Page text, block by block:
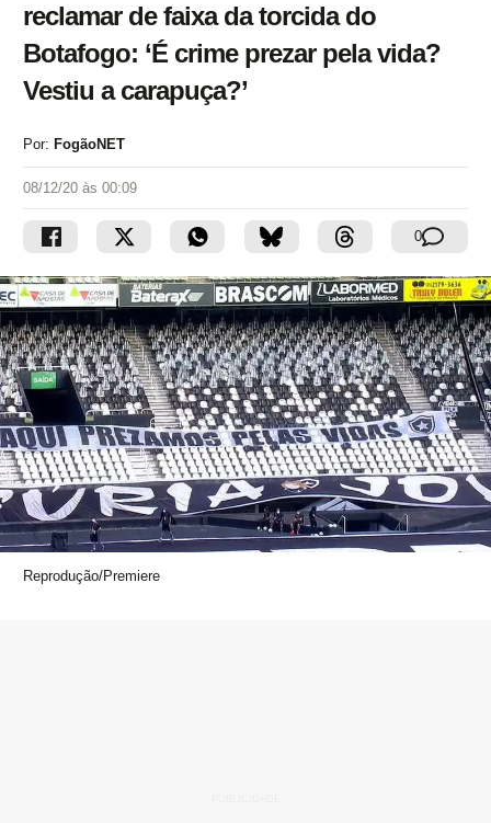
reclamar de faixa da torcida do
Botafogo: ‘É crime prezar pela vida?
Vestiu a carapuça?’
Por: FogãoNET
08/12/20 às 00:09
0
Reprodução/Premiere